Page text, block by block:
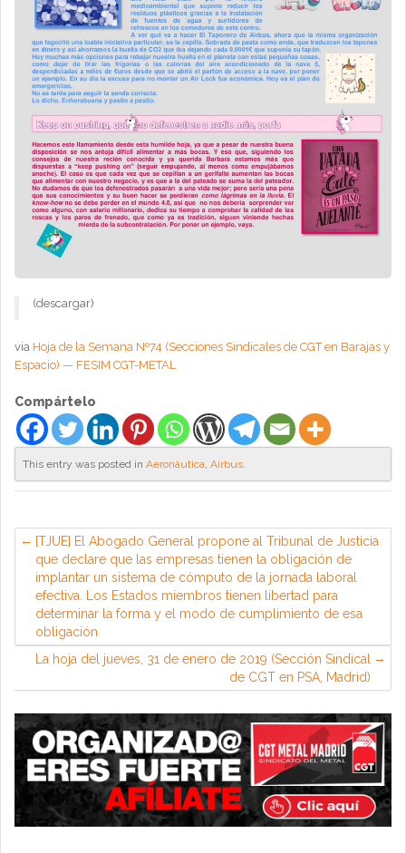
(descargar)
via Hoja de la Semana Nº74 (Secciones Sindicales de CGT en Barajas y
Espacio) — FESIM CGT-METAL
Compártelo
This entry was posted in Aeronáutica, Airbus.
[TJUE] El Abogado General propone al Tribunal de Justicia
que declare que las empresas tienen la obligación de
implantar un sistema de cómputo de la jornada laboral
efectiva. Los Estados miembros tienen libertad para
determinar la forma y el modo de cumplimiento de esa
obligación
La hoja del jueves, 31 de enero de 2019 (Sección Sindical
de CGT en PSA, Madrid)